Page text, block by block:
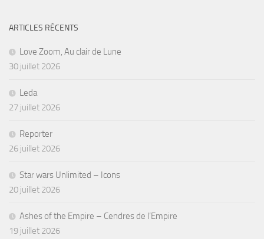
ARTICLES RÉCENTS
Love Zoom, Au clair de Lune
30 juillet 2026
Leda
27 juillet 2026
Reporter
26 juillet 2026
Star wars Unlimited – Icons
20 juillet 2026
Ashes of the Empire – Cendres de l’Empire
19 juillet 2026